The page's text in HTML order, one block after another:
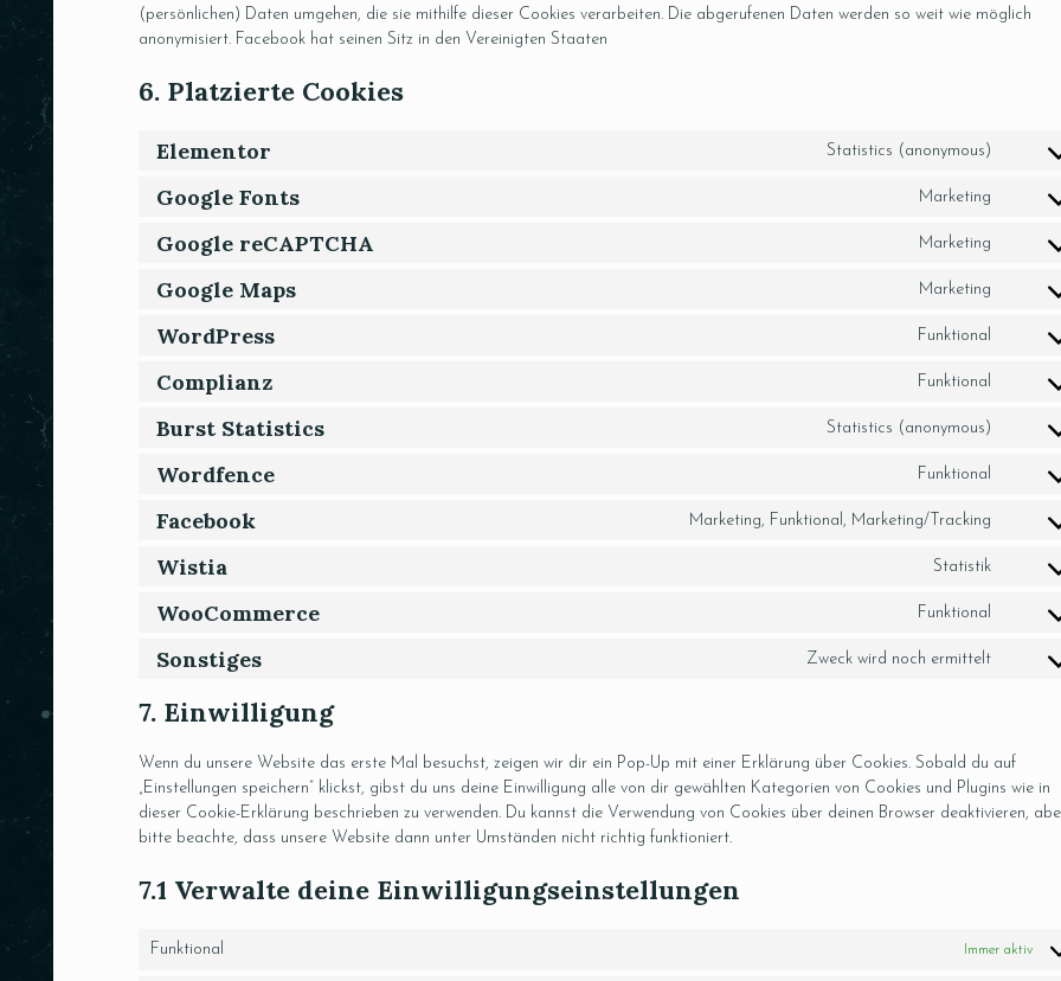
(persönlichen) Daten umgehen, die sie mithilfe dieser Cookies verarbeiten. Die abgerufenen Daten werden so weit wie möglich
anonymisiert. Facebook hat seinen Sitz in den Vereinigten Staaten
6. Platzierte Cookies
Elementor Statistics (anonymous)
Google Fonts Marketing
Google reCAPTCHA Marketing
Google Maps Marketing
WordPress Funktional
Complianz Funktional
Burst Statistics Statistics (anonymous)
Wordfence Funktional
Facebook Marketing, Funktional, Marketing/Tracking
Wistia Statistik
WooCommerce Funktional
Sonstiges Zweck wird noch ermittelt
7. Einwilligung
Wenn du unsere Website das erste Mal besuchst, zeigen wir dir ein Pop-Up mit einer Erklärung über Cookies. Sobald du auf
„Einstellungen speichern“ klickst, gibst du uns deine Einwilligung alle von dir gewählten Kategorien von Cookies und Plugins wie in
dieser Cookie-Erklärung beschrieben zu verwenden. Du kannst die Verwendung von Cookies über deinen Browser deaktivieren,
bitte beachte, dass unsere Website dann unter Umständen nicht richtig funktioniert.
7.1 Verwalte deine Einwilligungseinstellungen
Funktional Immer aktiv